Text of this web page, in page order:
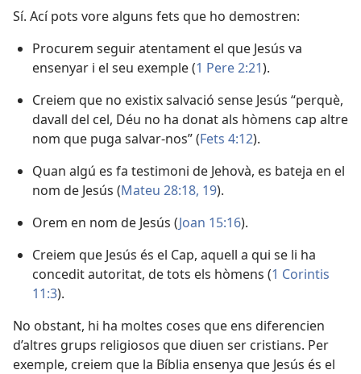
Sí. Ací pots vore alguns fets que ho demostren:
Procurem seguir atentament el que Jesús va
ensenyar i el seu exemple (1 Pere 2:21).
Creiem que no existix salvació sense Jesús “perquè,
davall del cel, Déu no ha donat als hòmens cap altre
nom que puga salvar-nos” (Fets 4:12).
Quan algú es fa testimoni de Jehovà, es bateja en el
nom de Jesús (Mateu 28:18, 19).
Orem en nom de Jesús (Joan 15:16).
Creiem que Jesús és el Cap, aquell a qui se li ha
concedit autoritat, de tots els hòmens (1 Corintis
11:3).
No obstant, hi ha moltes coses que ens diferencien
d’altres grups religiosos que diuen ser cristians. Per
exemple, creiem que la Bíblia ensenya que Jesús és el